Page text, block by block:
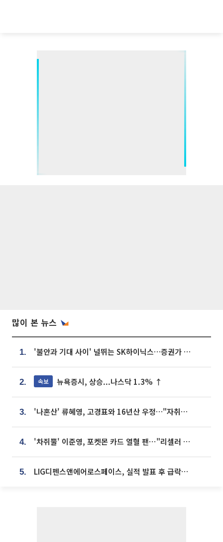
많이 본 뉴스
1. '불안과 기대 사이' 널뛰는 SK하이닉스…증권가 "HBM4·LTA 기반 펀터멘털 견고"
2. 속보 뉴욕증시, 상승...나스닥 1.3% ↑
3. '나혼산' 류혜영, 고경표와 16년산 우정…"자취방서 부모님과 마주쳐"
4. '차쥐뿔' 이준영, 포켓몬 카드 열혈 팬⋯"리셀러 처단할 것"
5. LIG디펜스앤에어로스페이스, 실적 발표 후 급락→반등⋯증권가 “28년까지 튼튼”